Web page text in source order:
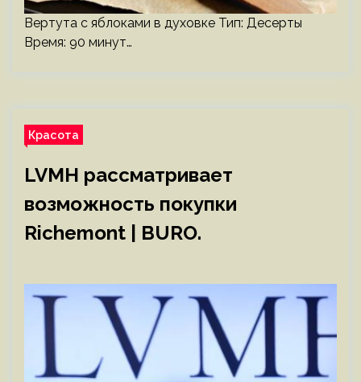
Вертута с яблоками в духовке Тип: Десерты
Время: 90 минут…
Красота
LVMH рассматривает
возможность покупки
Richemont | BURO.